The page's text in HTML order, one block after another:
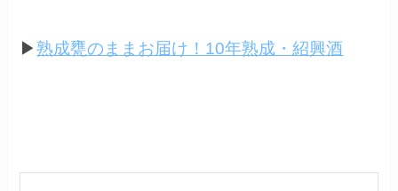
▶熟成甕のままお届け！10年熟成・紹興酒